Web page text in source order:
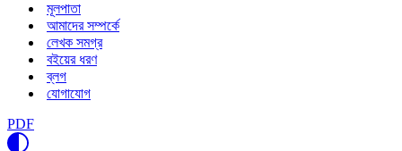
মূলপাতা
আমাদের সম্পর্কে
লেখক সমগ্র
বইয়ের ধরণ
ব্লগ
যোগাযোগ
PDF